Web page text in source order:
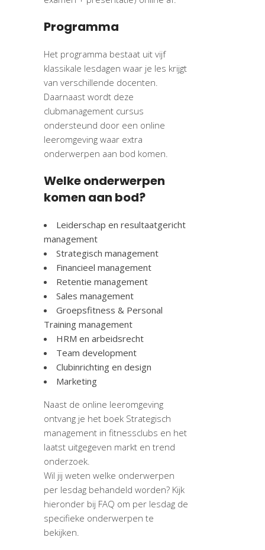
Programma
Het programma bestaat uit vijf
klassikale lesdagen waar je les krijgt
van verschillende docenten.
Daarnaast wordt deze
clubmanagement cursus
ondersteund door een online
leeromgeving waar extra
onderwerpen aan bod komen.
Welke onderwerpen
komen aan bod?
Leiderschap en resultaatgericht
management
Strategisch management
Financieel management
Retentie management
Sales management
Groepsfitness & Personal
Training management
HRM en arbeidsrecht
Team development
Clubinrichting en design
Marketing
Naast de online leeromgeving
ontvang je het boek Strategisch
management in fitnessclubs en het
laatst uitgegeven markt en trend
onderzoek.
Wil jij weten welke onderwerpen
per lesdag behandeld worden? Kijk
hieronder bij FAQ om per lesdag de
specifieke onderwerpen te
bekijken.